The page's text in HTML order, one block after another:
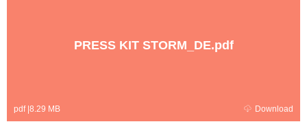
PRESS KIT STORM_DE.pdf
pdf| 8.29 MB Download